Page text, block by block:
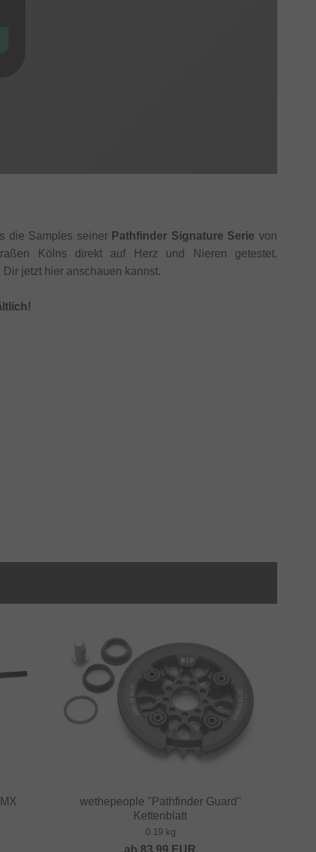
die Samples seiner Pathfinder Signature Serie von
Kölns direkt auf Herz und Nieren getestet.
jetzt hier anschauen kannst.
wethepeople "Pathfinder Guard"
Kettenblatt
0.19 kg